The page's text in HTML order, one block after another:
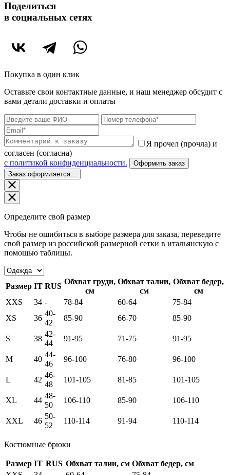
Поделиться
в социальных сетях
Покупка в один клик
Оставьте свои контактные данные, и наш менеджер обсудит с
вами детали доставки и оплаты
Я прочел (прочла) и
согласен (согласна)
c политикой конфиденциальности.
Оформить заказ
Заказ оформляется...
Определите свой размер
Чтобы не ошибиться в выборе размера для заказа, переведите
свой размер из российской размерной сетки в итальянскую с
помощью таблицы.
Размер IT RUS
Обхват груди,
см
Обхват талии,
см
Обхват бедер,
см
XXS
34 - 78-84 60-64
75-84
XS
36
40-
42
85-90 66-70 85-90
S 38
42-
44
91-95 71-75 91-95
M 40
44-
46
96-100 76-80 96-100
L 42
46-
48
101-105 81-85 101-105
XL 44
48-
50
106-110 85-90 106-110
XXL 46
50-
52
110-114 91-94 110-114
Костюмные брюки
Размер IT RUS Обхват талии, см Обхват бедер, см